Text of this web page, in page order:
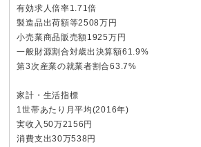
有効求人倍率1.71倍
製造品出荷額等2508万円
小売業商品販売額1925万円
一般財源割合対歳出決算額61.9%
第3次産業の就業者割合63.7%
家計・生活指標
1世帯あたり月平均(2016年)
実收入50万2156円
消費支出30万538円